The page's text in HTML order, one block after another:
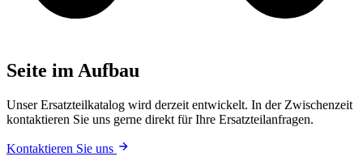
Seite im Aufbau
Unser Ersatzteilkatalog wird derzeit entwickelt. In der Zwischenzeit
kontaktieren Sie uns gerne direkt für Ihre Ersatzteilanfragen.
Kontaktieren Sie uns